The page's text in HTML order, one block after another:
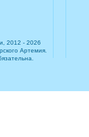
2012 - 2026
Артемия.